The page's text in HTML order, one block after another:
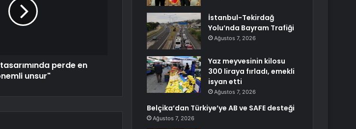
perde en
unsur"
İstanbul-Tekirdağ
Yolu’nda Bayram Trafiği
Ağustos 7, 2026
Yaz meyvesinin kilosu
300 liraya fırladı, emekli
isyan etti
Ağustos 7, 2026
Belçika’dan Türkiye’ye AB ve SAFE desteği
Ağustos 7, 2026